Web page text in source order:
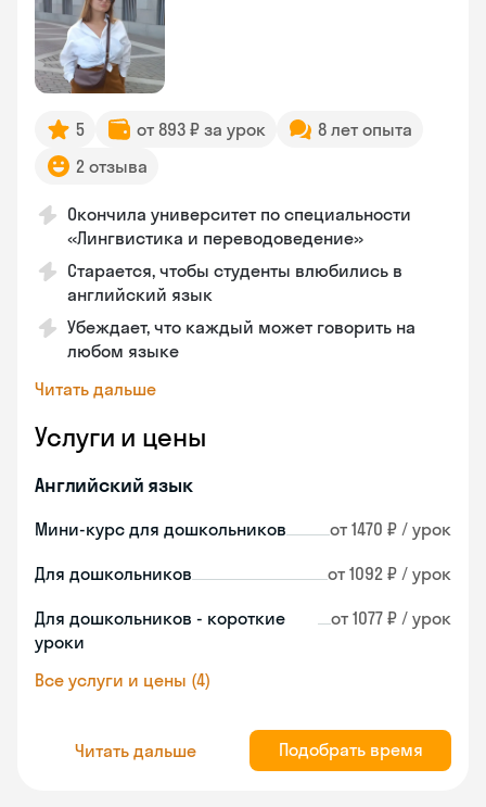
5 от 893 ₽ за урок
8 лет опыта
2 отзыва
Окончила университет по специальности
«Лингвистика и переводоведение»
Старается, чтобы студенты влюбились в
английский язык
Убеждает, что каждый может говорить на
любом языке
Читать дальше
Услуги и цены
Английский язык
Мини-курс для дошкольников от 1470 ₽ / урок
Для дошкольников от 1092 ₽ / урок
Для дошкольников - короткие
уроки
от 1077 ₽ / урок
Все услуги и цены (4)
Читать дальше Подобрать время